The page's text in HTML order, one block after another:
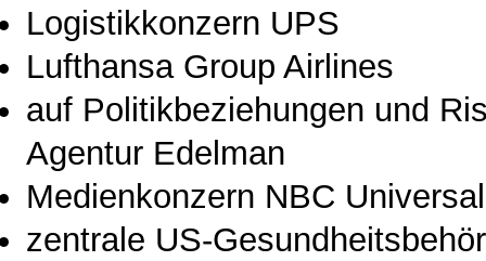
Logistikkonzern UPS
Lufthansa Group Airlines
auf Politikbeziehungen und
Agentur Edelman
Medienkonzern NBC
zentrale US-